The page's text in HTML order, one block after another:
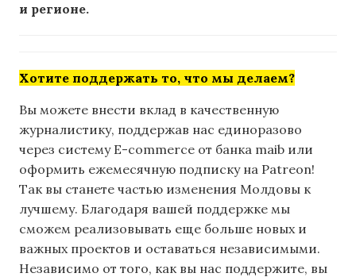
и регионе.
Хотите поддержать то, что мы делаем?
Вы можете внести вклад в качественную
журналистику, поддержав нас единоразово
через систему E-commerce от банка maib или
оформить ежемесячную подписку на Patreon!
Так вы станете частью изменения Молдовы к
лучшему. Благодаря вашей поддержке мы
сможем реализовывать еще больше новых и
важных проектов и оставаться независимыми.
Независимо от того, как вы нас поддержите, вы